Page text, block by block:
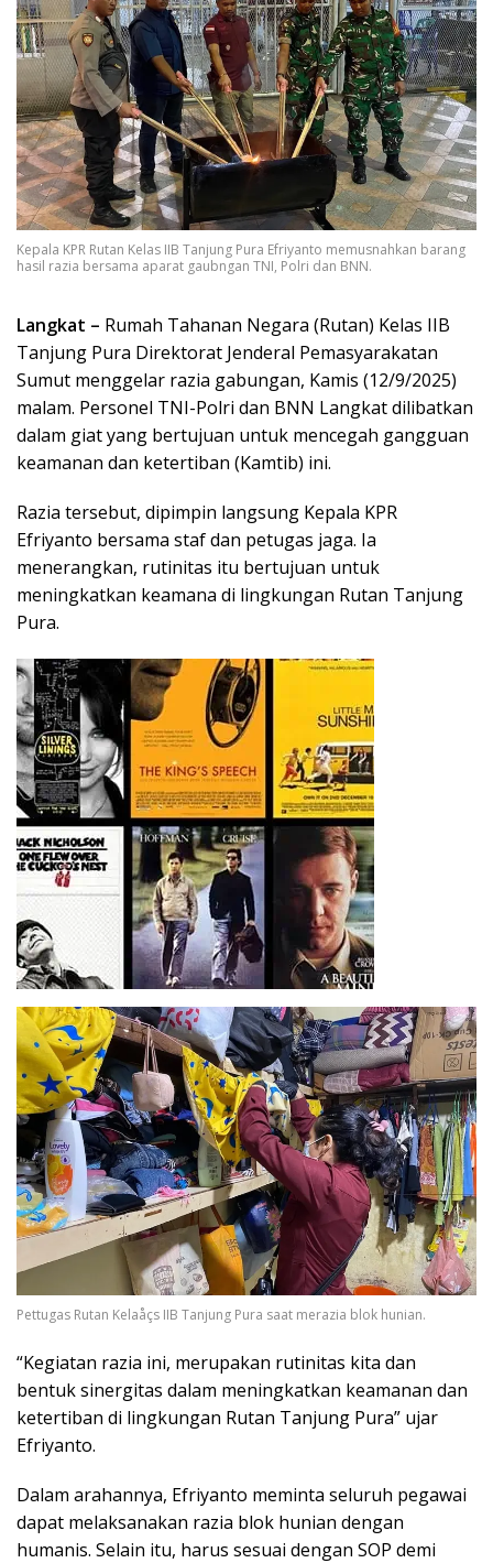
Kepala KPR Rutan Kelas IIB Tanjung Pura Efriyanto memusnahkan barang
hasil razia bersama aparat gaubngan TNI, Polri dan BNN.
Langkat – Rumah Tahanan Negara (Rutan) Kelas IIB
Tanjung Pura Direktorat Jenderal Pemasyarakatan
Sumut menggelar razia gabungan, Kamis (12/9/2025)
malam. Personel TNI-Polri dan BNN Langkat dilibatkan
dalam giat yang bertujuan untuk mencegah gangguan
keamanan dan ketertiban (Kamtib) ini.
Razia tersebut, dipimpin langsung Kepala KPR
Efriyanto bersama staf dan petugas jaga. Ia
menerangkan, rutinitas itu bertujuan untuk
meningkatkan keamana di lingkungan Rutan Tanjung
Pura.
Pettugas Rutan Kelaåçs IIB Tanjung Pura saat merazia blok hunian.
“Kegiatan razia ini, merupakan rutinitas kita dan
bentuk sinergitas dalam meningkatkan keamanan dan
ketertiban di lingkungan Rutan Tanjung Pura” ujar
Efriyanto.
Dalam arahannya, Efriyanto meminta seluruh pegawai
dapat melaksanakan razia blok hunian dengan
humanis. Selain itu, harus sesuai dengan SOP demi